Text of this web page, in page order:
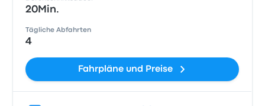
20Min.
Tägliche Abfahrten
4
Fahrpläne und Preise